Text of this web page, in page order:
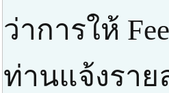
ว่าการให้
ท่านแจ้งราย